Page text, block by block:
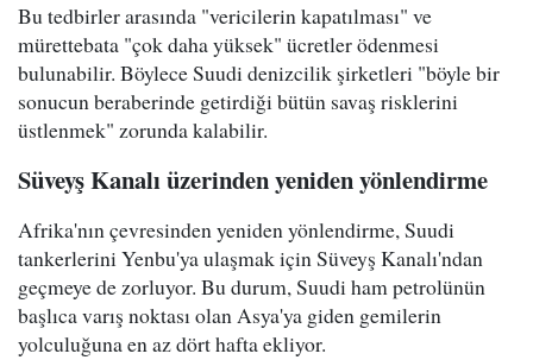
Bu tedbirler arasında "vericilerin kapatılması" ve
mürettebata "çok daha yüksek" ücretler ödenmesi
bulunabilir. Böylece Suudi denizcilik şirketleri "böyle bir
sonucun beraberinde getirdiği bütün savaş risklerini
üstlenmek" zorunda kalabilir.
Süveyş Kanalı üzerinden yeniden yönlendirme
Afrika'nın çevresinden yeniden yönlendirme, Suudi
tankerlerini Yenbu'ya ulaşmak için Süveyş Kanalı'ndan
geçmeye de zorluyor. Bu durum, Suudi ham petrolünün
başlıca varış noktası olan Asya'ya giden gemilerin
yolculuğuna en az dört hafta ekliyor.